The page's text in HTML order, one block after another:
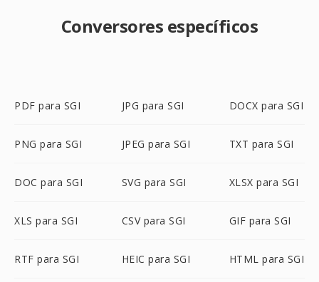
Conversores específicos
PDF para SGI JPG para SGI DOCX para SGI
PNG para SGI JPEG para SGI TXT para SGI
DOC para SGI SVG para SGI XLSX para SGI
XLS para SGI CSV para SGI GIF para SGI
RTF para SGI HEIC para SGI HTML para SGI